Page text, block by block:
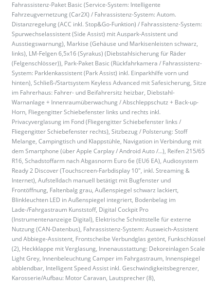
Fahrassistenz-Paket Basic (Service-System: Intelligente
Fahrzeugvernetzung (Car2X) / Fahrassistenz-System: Autom.
Distanzregelung (ACC inkl. Stop&Go-Funktion) / Fahrassistenz-System:
Spurwechselassistent (Side Assist) mit Auspark-Assistent und
Ausstiegswarnung), Markise (Gehäuse und Markisenleisten schwarz,
links), LM-Felgen 6,5x16 (Syrakus) (Diebstahlsicherung für Räder
(Felgenschlösser)), Park-Paket Basic (Rückfahrkamera / Fahrassistenz-
System: Parklenkassistent (Park Assist) inkl. Einparkhilfe vorn und
hinten), Schließ-/Startsystem Keyless Advanced mit Safesicherung, Sitze
im Fahrerhaus: Fahrer- und Beifahrersitz heizbar, Diebstahl-
Warnanlage + Innenraumüberwachung / Abschleppschutz + Back-up-
Horn, Fliegengitter Schiebefenster links und rechts inkl.
Privacyverglasung im Fond (Fliegengitter Schiebefenster links /
Fliegengitter Schiebefenster rechts), Sitzbezug / Polsterung: Stoff
Melange, Campingtisch und Klappstühle, Navigation in Verbindung mit
dem Smartphone (über Apple Carplay / Android Auto /...), Reifen 215/65
R16, Schadstoffarm nach Abgasnorm Euro 6e (EU6 EA), Audiosystem
Ready 2 Discover (Touchscreen-Farbdisplay 10", inkl. Streaming &
Internet), Aufstelldach manuell betätigt mit Bugfenster und
Frontöffnung, Faltenbalg grau, Außenspiegel schwarz lackiert,
Blinkleuchten LED in Außenspiegel integriert, Bodenbelag im
Lade-/Fahrgastraum Kunststoff, Digital Cockpit Pro
(Instrumentenanzeige Digital), Elektrische Schnittstelle für externe
Nutzung (CAN-Datenbus), Fahrassistenz-System: Ausweich-Assistent
und Abbiege-Assistent, Frontscheibe Verbundglas getönt, Funkschlüssel
(2), Heckklappe mit Verglasung, Innenausstattung: Dekoreinlagen Scale
Light Grey, Innenbeleuchtung Camper im Fahrgastraum, Innenspiegel
abblendbar, Intelligent Speed Assist inkl. Geschwindigkeitsbegrenzer,
Karosserie/Aufbau: Motor Caravan, Lautsprecher (8),